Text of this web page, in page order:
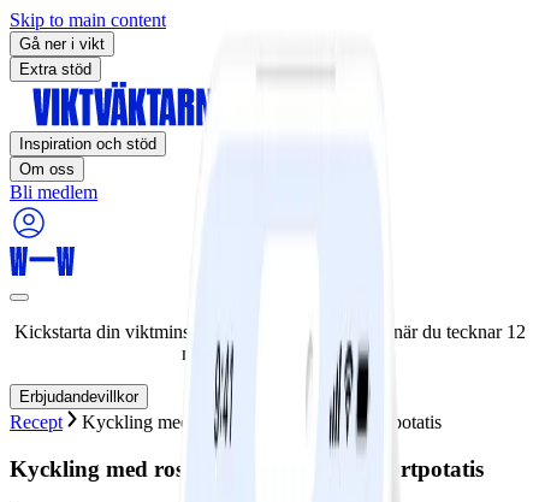
Skip to main content
Gå ner i vikt
Extra stöd
Inspiration och stöd
Om oss
Bli medlem
Kickstarta din viktminskningsresa nu! Spara 50% när du tecknar 12
månaders medlemskap.
Erbjudandevillkor
Recept Kyckling med rostad vitlökskräm och örtpotatis
Kyckling med rostad vitlökskräm och örtpotatis